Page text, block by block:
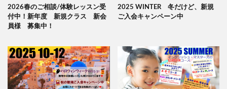
2026春のご相談/体験レッスン受
付中！新年度 新規クラス 新会
員様 募集中！
2025 WINTER 冬だけど、新規
ご入会キャンペーン中